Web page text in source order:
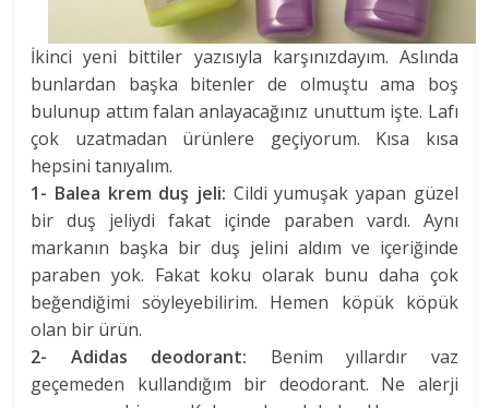
İkinci yeni bittiler yazısıyla karşınızdayım. Aslında
bunlardan başka bitenler de olmuştu ama boş
bulunup attım falan anlayacağınız unuttum işte. Lafı
çok uzatmadan ürünlere geçiyorum. Kısa kısa
hepsini tanıyalım.
1- Balea krem duş jeli: Cildi yumuşak yapan güzel
bir duş jeliydi fakat içinde paraben vardı. Aynı
markanın başka bir duş jelini aldım ve içeriğinde
paraben yok. Fakat koku olarak bunu daha çok
beğendiğimi söyleyebilirim. Hemen köpük köpük
olan bir ürün.
2- Adidas deodorant: Benim yıllardır vaz
geçemeden kullandığım bir deodorant. Ne alerji